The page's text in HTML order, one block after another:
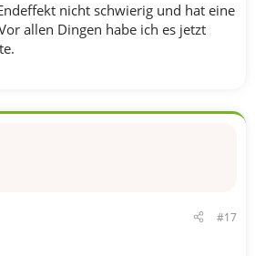
nicht schwierig und hat eine
allen Dingen habe ich es jetzt
#17